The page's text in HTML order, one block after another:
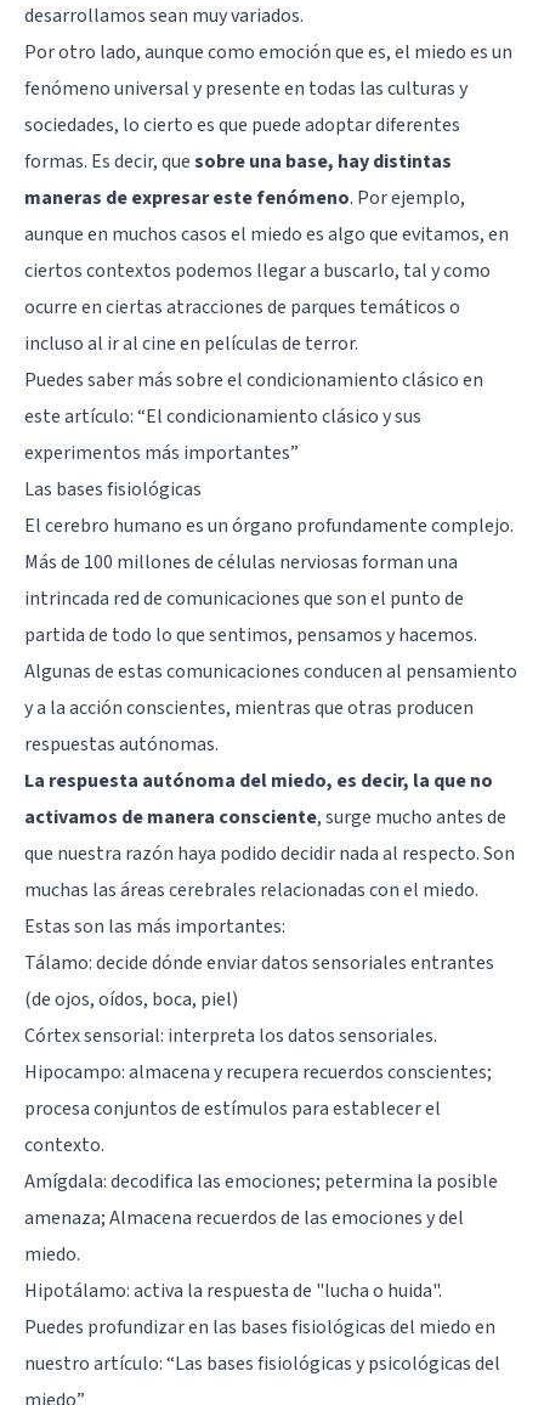
desarrollamos sean muy variados.
Por otro lado, aunque como emoción que es, el miedo es un
fenómeno universal y presente en todas las culturas y
sociedades, lo cierto es que puede adoptar diferentes
formas. Es decir, quesobre una base, hay distintas
maneras de expresar este fenómeno. Por ejemplo,
aunque en muchos casos el miedo es algo que evitamos, en
ciertos contextos podemos llegar a buscarlo, tal y como
ocurre en ciertas atracciones de parques temáticos o
incluso al ir al cine en películas de terror.
Puedes saber más sobre el condicionamiento clásico en
este artículo: “El condicionamiento clásico y sus
experimentos más importantes”
Las bases fisiológicas
Elcerebro humano es un órgano profundamente complejo.
Más de 100 millones de células nerviosas forman una
intrincada red de comunicaciones que son el punto de
partida de todo lo que sentimos, pensamos y hacemos.
Algunas de estas comunicaciones conducen al pensamiento
y a la acción conscientes, mientras que otras producen
respuestas autónomas.
La respuesta autónoma del miedo, es decir, la que no
activamos de manera consciente, surge mucho antes de
que nuestra razón haya podido decidir nada al respecto. Son
muchas las áreas cerebrales relacionadas con el miedo.
Estas son las más importantes:
Tálamo: decide dónde enviar datos sensoriales entrantes
(de ojos, oídos, boca, piel)
Córtex sensorial: interpreta los datos sensoriales.
Hipocampo: almacena y recupera recuerdos conscientes;
procesa conjuntos de estímulos para establecer el
contexto.
Amígdala: decodifica las emociones; petermina la posible
amenaza; Almacena recuerdos de las emociones y del
miedo.
Hipotálamo: activa la respuesta de "lucha o huida".
Puedes profundizar en las bases fisiológicas del miedo en
nuestro artículo: “Las bases fisiológicas y psicológicas del